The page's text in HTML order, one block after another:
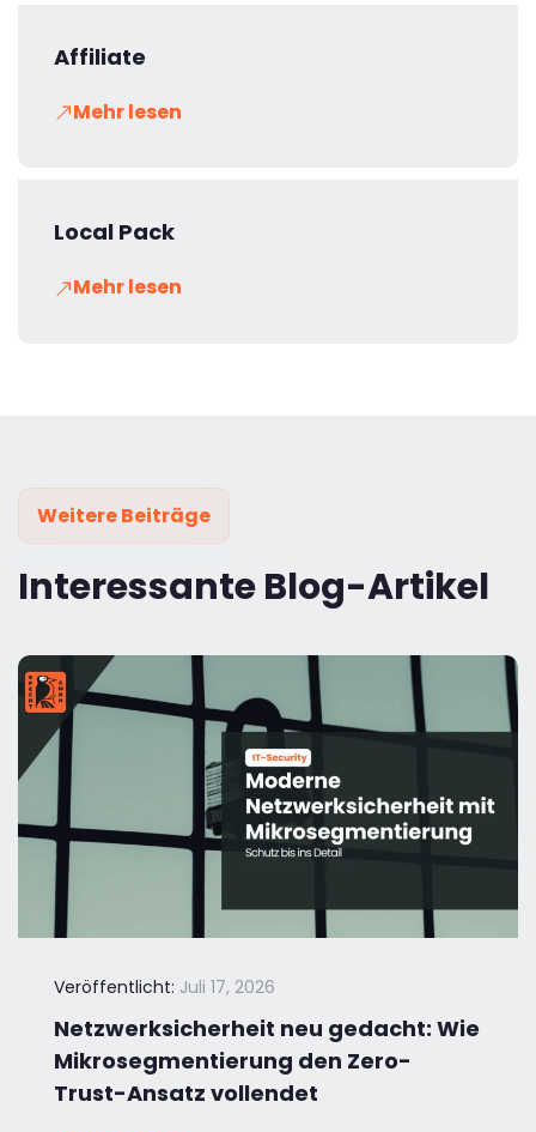
Affiliate
Mehr lesen
Local Pack
Mehr lesen
Weitere Beiträge
Interessante Blog-Artikel
Veröffentlicht: Juli 17, 2026
Netzwerksicherheit neu gedacht: Wie
Mikrosegmentierung den Zero-
Trust-Ansatz vollendet